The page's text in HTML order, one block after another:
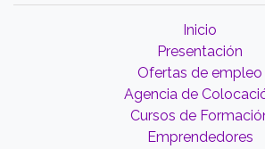
Inicio
Presentación
Ofertas de empleo
Agencia de
Cursos de
Emprendedores